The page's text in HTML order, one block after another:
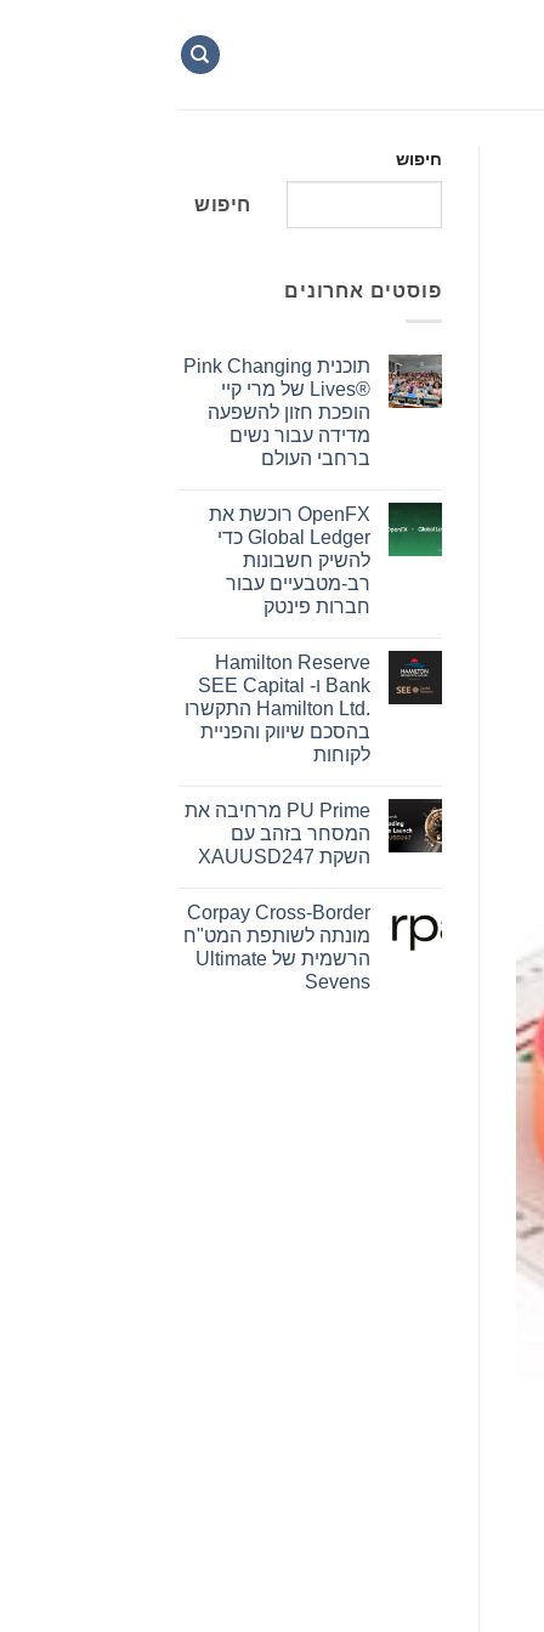
חיפוש
חיפוש
פוסטים אחרונים
תוכנית Pink Changing
Lives®‎ של מרי קיי
הופכת חזון להשפעה
מדידה עבור נשים
ברחבי העולם
על
תוכנית
Pink
Changing
Lives®‎
של
מרי
חזון
להשפעה
מדידה
עבור
נשים
ברחבי
העולם
OpenFX רוכשת את
Global Ledger כדי
להשיק חשבונות
רב-מטבעיים עבור
חברות פינטק
על
OpenFX
רוכשת
את
Global
Ledger
כדי
רב-מטבעיים
עבור
חברות
פינטק
Hamilton Reserve
Bank ו- SEE Capital
Hamilton Ltd.‎ התקשרו
בהסכם שיווק והפניית
לקוחות
על
Hamilton
Reserve
Bank
Capital
Hamilton
Ltd.‎
התקשרו
בהסכם
שיווק
PU Prime מרחיבה את
המסחר בזהב עם
השקת XAUUSD247
על
PU
Prime
מרחיבה
את
המסחר
Corpay Cross-Border
מונתה לשותפת המט"ח
הרשמית של Ultimate
Sevens